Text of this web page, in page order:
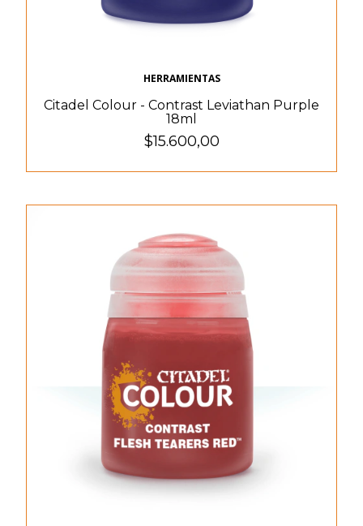
HERRAMIENTAS
Citadel Colour - Contrast Leviathan Purple
18ml
$15.600,00